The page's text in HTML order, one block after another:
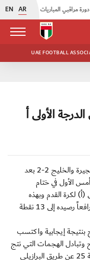
EN AR 15 فريقاً في بطولة النخبة لحرس الرئاسة |
UAE FOOTBALL
الأولى أ
الفجيرة / الاثنين 2 يناير 2012 : تعادل دبا الفجيرة والخليج 2-2 بعد
الأول في ختام
لكرة القدم وبهذه
النتيجة يعزز دبا الفجيرة صدارته بنقطة جديدة رافعاً رصيده إلى 13 نقطة
بنتيجة إيجابية واكتسب
وتبادل الهجمات التي نتج
من إحداها الهدف الأول لدبا الفجيرة عن الدقيقة 25 عن طريق البرازيلي